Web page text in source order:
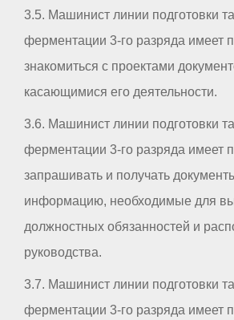
3.5. Машинист линии подготовки
ферментации 3-го разряда имеет
знакомиться с проектами
касающимися его деятельности.
3.6. Машинист линии подготовки
ферментации 3-го разряда имеет
запрашивать и получать
информацию, необходимые для
должностных обязанностей и
руководства.
3.7. Машинист линии подготовки
ферментации 3-го разряда имеет